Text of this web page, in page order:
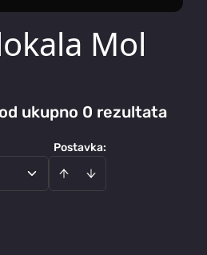
Mol
ukupno 0 rezultata
Postavka: